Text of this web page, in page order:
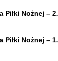
Piłki Nożnej – 2.
Piłki Nożnej – 1.